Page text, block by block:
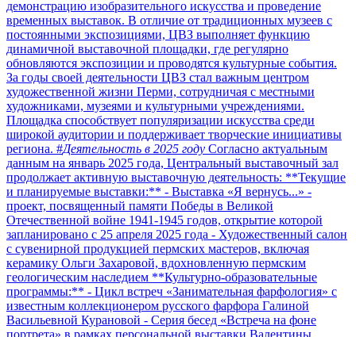
демонстрацию изобразительного искусства и проведение
временных выставок. В отличие от традиционных музеев с
постоянными экспозициями, ЦВЗ выполняет функцию
динамичной выставочной площадки, где регулярно
обновляются экспозиции и проводятся культурные события.
За годы своей деятельности ЦВЗ стал важным центром
художественной жизни Перми, сотрудничая с местными
художниками, музеями и культурными учреждениями.
Площадка способствует популяризации искусства среди
широкой аудитории и поддерживает творческие инициативы
региона. #Деятельность в 2025 году Согласно актуальным
данным на январь 2025 года, Центральный выставочный зал
продолжает активную выставочную деятельность: **Текущие
и планируемые выставки:** - Выставка «Я вернусь...» -
проект, посвященный памяти Победы в Великой
Отечественной войне 1941-1945 годов, открытие которой
запланировано с 25 апреля 2025 года - Художественный салон
с сувенирной продукцией пермских мастеров, включая
керамику Ольги Захаровой, вдохновленную пермским
геологическим наследием **Культурно-образовательные
программы:** - Цикл встреч «Занимательная фарфология» с
известным коллекционером русского фарфора Галиной
Васильевной Курановой - Серия бесед «Встреча на фоне
портрета» в рамках персональной выставки Валентины